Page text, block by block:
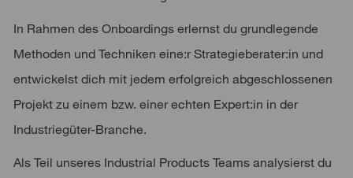
In Rahmen des Onboardings erlernst du grundlegende
Methoden und Techniken eine:r Strategieberater:in und
entwickelst dich mit jedem erfolgreich abgeschlossenen
Projekt zu einem bzw. einer echten Expert:in in der
Industriegüter-Branche.
Als Teil unseres Industrial Products Teams analysierst du